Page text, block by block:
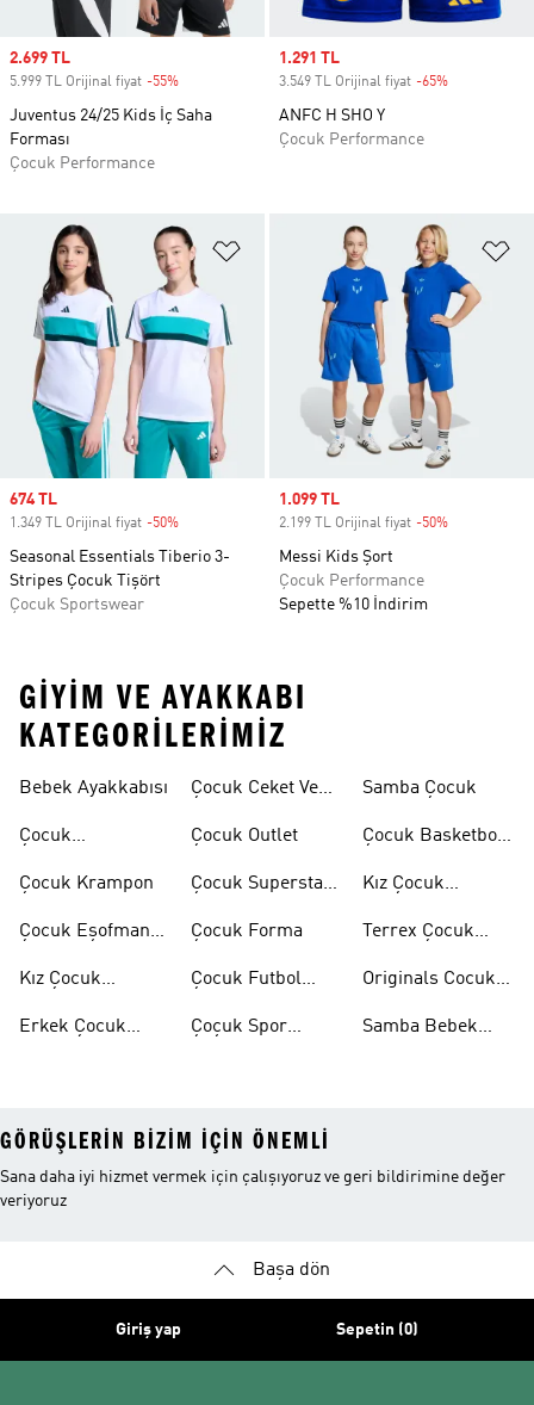
Sale price
2.699 TL
5.999 TL Orijinal fiyat -55%
Juventus 24/25 Kids İç Saha
Forması
Çocuk Performance
Sale price
1.291 TL
3.549 TL Orijinal fiyat -65%
ANFC H SHO Y
Çocuk Performance
Favori Listesine Ekle
Sale price
674 TL
1.349 TL Orijinal fiyat -50%
Seasonal Essentials Tiberio 3-
Stripes Çocuk Tişört
Çocuk Sportswear
Sale price
1.099 TL
2.199 TL Orijinal fiyat -50%
Messi Kids Şort
Çocuk Performance
Sepette %10 İndirim
GIYIM VE AYAKKABI
KATEGORILERIMIZ
Bebek Ayakkabısı
Çocuk
Çocuk Krampon
Çocuk Eşofman
Kız Çocuk
Erkek Çocuk
Çocuk Ceket Ve
Çocuk Outlet
Çocuk Superstar
Çocuk Forma
Çocuk Futbol
Çoçuk Spor
Samba Çocuk
Çocuk Basketbol
Kız Çocuk
Terrex Çocuk
Originals Cocuk
Samba Bebek
GÖRÜŞLERIN BIZIM IÇIN ÖNEMLI
Sana daha iyi hizmet vermek için çalışıyoruz ve geri bildirimine değer
veriyoruz
Başa dön
Giriş yap Sepetin (0)